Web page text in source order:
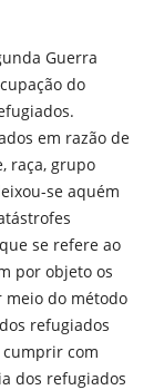
Guerra
do
em razão de
raça, grupo
se aquém
se refere ao
por objeto os
meio do método
refugiados
com
dos refugiados